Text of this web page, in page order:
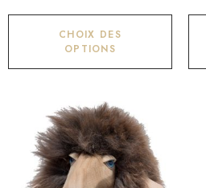
CHOIX DES
OPTIONS